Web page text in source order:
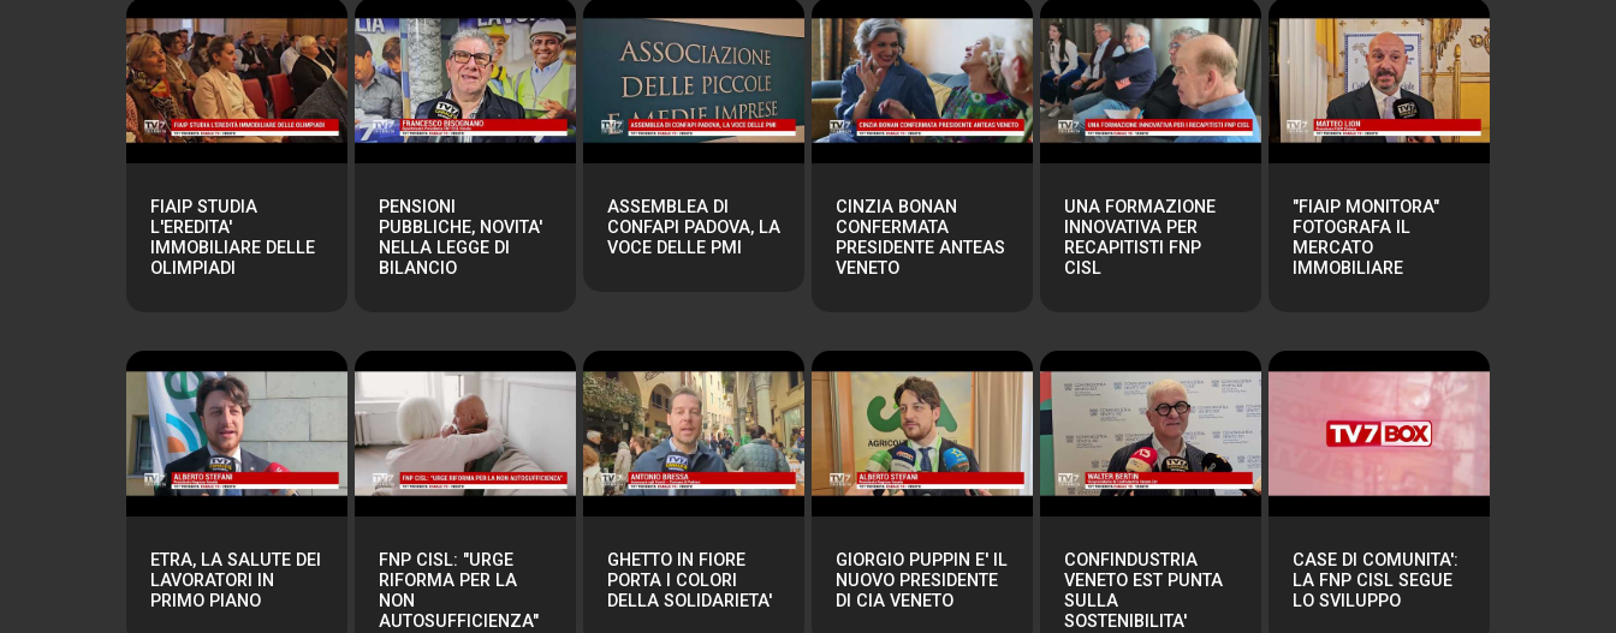
FIAIP STUDIA
L'EREDITA'
IMMOBILIARE DELLE
OLIMPIADI
PENSIONI
PUBBLICHE, NOVITA'
NELLA LEGGE DI
BILANCIO
ASSEMBLEA DI
CONFAPI PADOVA, LA
VOCE DELLE PMI
CINZIA BONAN
CONFERMATA
PRESIDENTE ANTEAS
VENETO
UNA FORMAZIONE
INNOVATIVA PER
RECAPITISTI FNP
CISL
"FIAIP MONITORA"
FOTOGRAFA IL
MERCATO
IMMOBILIARE
ETRA, LA SALUTE DEI
LAVORATORI IN
PRIMO PIANO
FNP CISL: "URGE
RIFORMA PER LA
NON
AUTOSUFFICIENZA"
GHETTO IN FIORE
PORTA I COLORI
DELLA SOLIDARIETA'
GIORGIO PUPPIN E' IL
NUOVO PRESIDENTE
DI CIA VENETO
CONFINDUSTRIA
VENETO EST PUNTA
SULLA
SOSTENIBILITA'
CASE DI COMUNITA':
LA FNP CISL SEGUE
LO SVILUPPO